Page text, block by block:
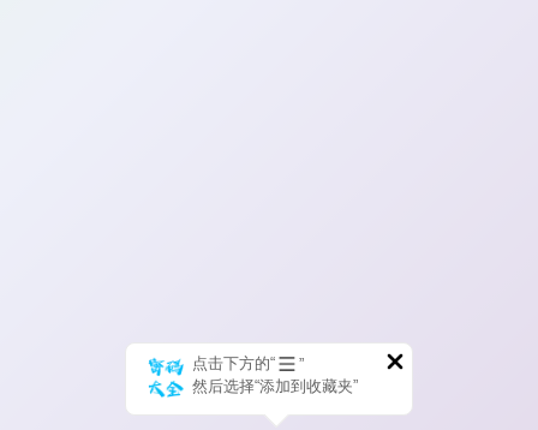
点击下方的“
”
然后选择“添加到收藏夹”